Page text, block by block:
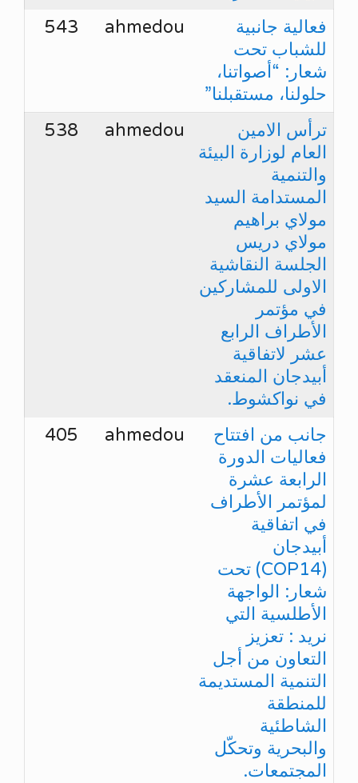
فعالية جانبية
للشباب تحت
شعار: “أصواتنا،
حلولنا، مستقبلنا”
ahmedou
543
‎ترأس الامين
العام لوزارة البيئة
والتنمية
المستدامة السيد
مولاي براهيم
مولاي دريس
الجلسة النقاشية
الاولى للمشاركين
في مؤتمر
الأطراف الرابع
عشر لاتفاقية
أبيدجان المنعقد
في نواكشوط.
ahmedou
538
جانب من افتتاح
فعاليات الدورة
الرابعة عشرة
لمؤتمر الأطراف
في اتفاقية
أبيدجان
(COP14) تحت
شعار: الواجهة
الأطلسية التي
نريد : تعزيز
التعاون من أجل
التنمية المستديمة
للمنطقة
الشاطئية
والبحرية وتحكّل
المجتمعات.
ahmedou
405